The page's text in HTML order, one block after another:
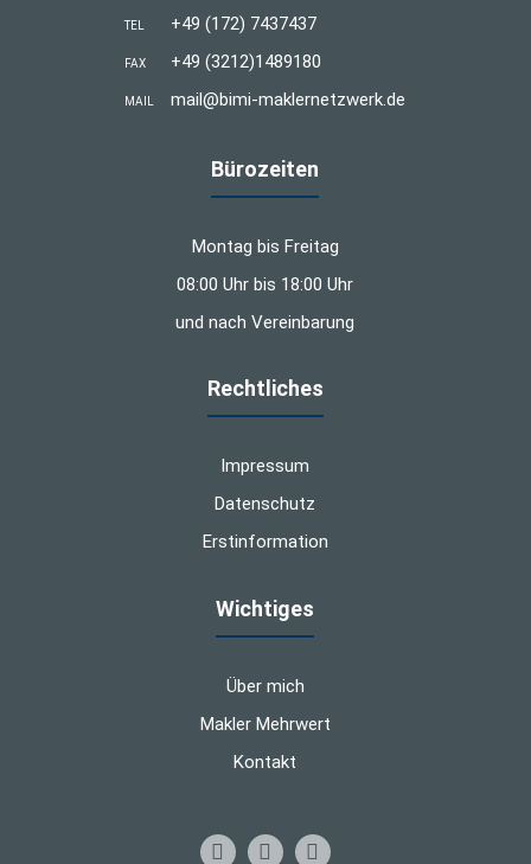
TEL +49 (172) 7437437
FAX +49 (3212)1489180
MAIL mail@bimi-maklernetzwerk.de
Bürozeiten
Montag bis Freitag
08:00 Uhr bis 18:00 Uhr
und nach Vereinbarung
Rechtliches
Impressum
Datenschutz
Erstinformation
Wichtiges
Über mich
Makler Mehrwert
Kontakt